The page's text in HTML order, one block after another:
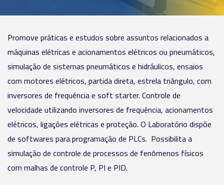
Promove práticas e estudos sobre assuntos relacionados a
máquinas elétricas e acionamentos elétricos ou pneumáticos,
simulação de sistemas pneumáticos e hidráulicos, ensaios
com motores elétricos, partida direta, estrela triângulo, com
inversores de frequência e soft starter. Controle de
velocidade utilizando inversores de frequência, acionamentos
elétricos, ligações elétricas e proteção. O Laboratório dispõe
de softwares para programação de PLCs. Possibilita a
simulação de controle de processos de fenômenos físicos
com malhas de controle P, PI e PID.